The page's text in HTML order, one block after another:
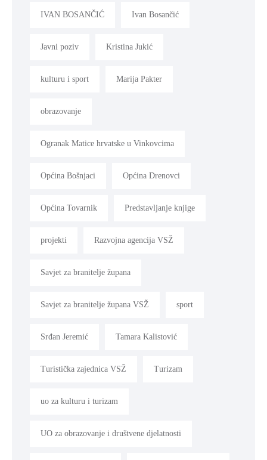
IVAN BOSANČIĆ Ivan Bosančić
Javni poziv Kristina Jukić
kulturu i sport Marija Pakter
obrazovanje
Ogranak Matice hrvatske u Vinkovcima
Općina Bošnjaci Općina Drenovci
Općina Tovarnik Predstavljanje knjige
projekti Razvojna agencija VSŽ
Savjet za branitelje župana
Savjet za branitelje župana VSŽ sport
Srđan Jeremić Tamara Kalistović
Turistička zajednica VSŽ Turizam
uo za kulturu i turizam
UO za obrazovanje i društvene djelatnosti